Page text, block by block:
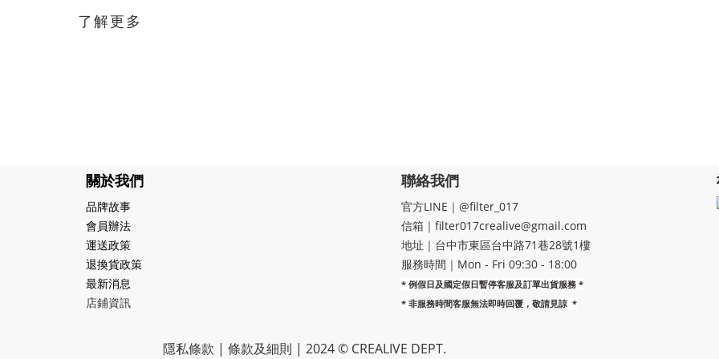
了解更多
關於我們
品牌故事
會員辦法
運送政策
退換貨政策
最新消息
店鋪資訊
聯絡我們
官方LINE｜@filter_017
信箱｜filter017crealive@gmail.com
地址｜​台中市東區台中路71巷28號1樓
服務時間｜Mon - Fri 09:30 - 18:00
* 例假日及國定假日暫停客服及訂單出貨服務 *
* 非服務時間客服無法即時回覆，敬請見諒 *
隱私條款 | 條款及細則 | 2024 © CREALIVE DEPT.